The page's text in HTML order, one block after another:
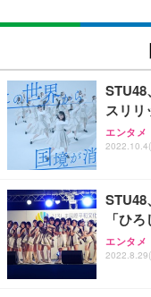
SIHOO
ュチェ
￥
Sezlife
ワーク
能 人間
務用 お
Sezlife
ワーク
能 人間
EIZO ビ
￥
【純正
フック
【整備
ー フル
ort/VGA
Amazon
x2袋
￥3,234
ネオ・
り 単品
Smart
限定】
超厚型
スリリ
エンタメ
STU48
「ひ
エンタメ